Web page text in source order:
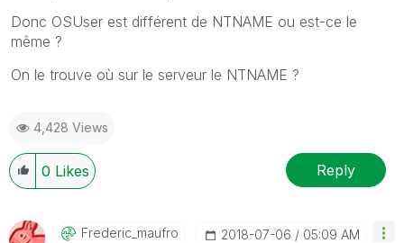
Donc OSUser est différent de NTNAME ou est-ce le
même ?
On le trouve où sur le serveur le NTNAME ?
4,428 Views
0 Likes Reply
Frederic_maufro ‎2018-07-06 05:09 AM